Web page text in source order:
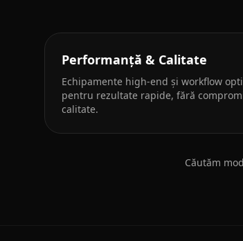
Performanță & Calitate
Echipamente high‑end și workflow
pentru rezultate rapide, fără
calitate.
Căutăm